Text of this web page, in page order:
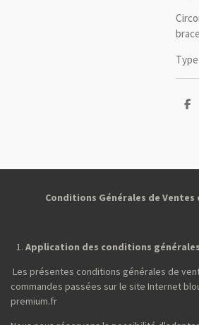
P
e
Conditions Générales de
Application des conditions
Les présentes conditions générales de
commandes passées sur le site Internet
premium.fr